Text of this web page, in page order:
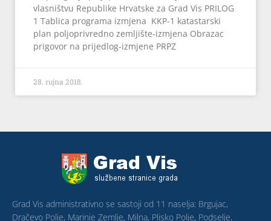
vlasništvu Republike Hrvatske za Grad Vis PRILOG
1 Tablica programa izmjena KKP-1 katastarski
plan poljoprivredno zemljište-izmjena Obrazac
prigovor na prijedlog-izmjene PRPZ
28. rujna 2018.
Grad Vis administrativno se sastoji od 11 naselja: Brgujac,
Dračevo Polje, Marinje Zemlje, Milna, Plisko Polje, Podselje,